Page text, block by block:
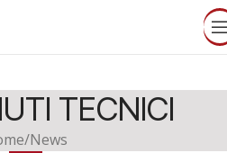
TECNICI
News